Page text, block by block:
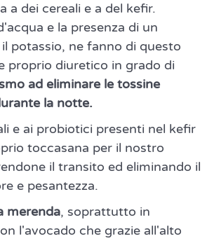
a dei cereali e a del kefir.
e la presenza di un
potassio, ne fanno di questo
proprio diuretico in grado di
ad eliminare le tossine
la notte.
e ai probiotici presenti nel kefir
toccasana per il nostro
il transito ed eliminando il
e pesantezza.
merenda, soprattutto in
l'avocado che grazie all'alto